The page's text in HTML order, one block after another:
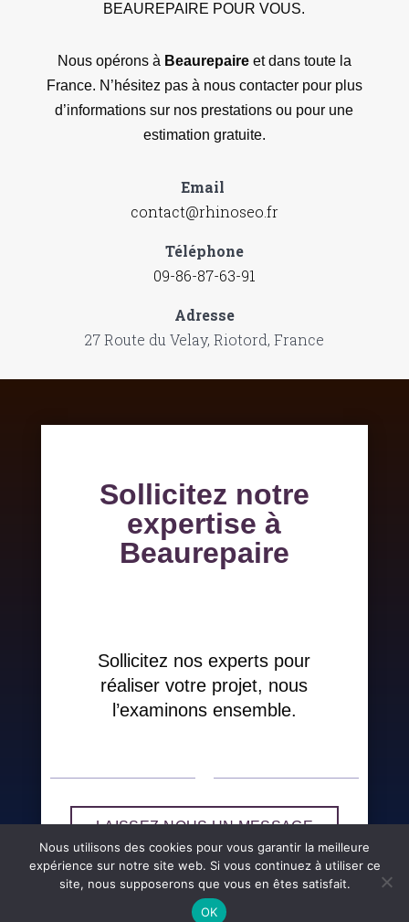
BEAUREPAIRE POUR VOUS.
Nous opérons à Beaurepaireet dans toute la
France. N’hésitez pas à nous contacter pour plus
d’informations sur nos prestations ou pour une
estimation gratuite.
Email
contact@rhinoseo.fr
Téléphone
09-86-87-63-91
Adresse
27 Route du Velay, Riotord, France
Sollicitez notre
expertise à
Beaurepaire
Sollicitez nos experts pour
réaliser votre projet, nous
l’examinons ensemble.
LAISSEZ-NOUS UN MESSAGE
Nous utilisons des cookies pour vous garantir la meilleure
expérience sur notre site web. Si vous continuez à utiliser ce
site, nous supposerons que vous en êtes satisfait.
OK